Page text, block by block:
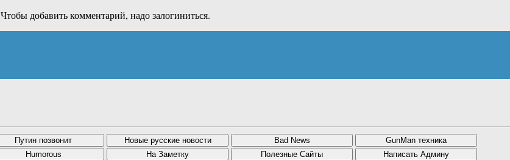
Чтобы добавить комментарий, надо залогиниться.